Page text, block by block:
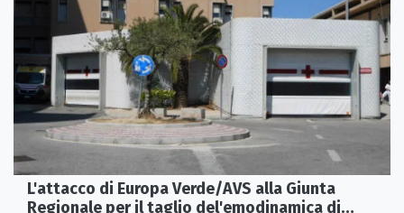
L'attacco di Europa Verde/AVS alla Giunta
Regionale per il taglio del'emodinamica di